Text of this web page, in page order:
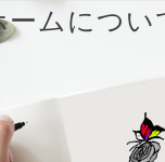
ムについ